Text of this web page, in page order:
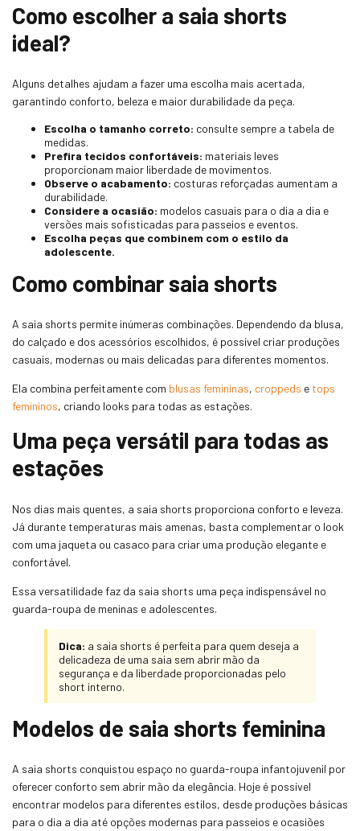
Como escolher a saia shorts
ideal?
Alguns detalhes ajudam a fazer uma escolha mais acertada,
garantindo conforto, beleza e maior durabilidade da peça.
Escolha o tamanho correto: consulte sempre a tabela de
medidas.
Prefira tecidos confortáveis: materiais leves
proporcionam maior liberdade de movimentos.
Observe o acabamento: costuras reforçadas aumentam a
durabilidade.
Considere a ocasião: modelos casuais para o dia a dia e
versões mais sofisticadas para passeios e eventos.
Escolha peças que combinem com o estilo da
adolescente.
Como combinar saia shorts
A saia shorts permite inúmeras combinações. Dependendo da blusa,
do calçado e dos acessórios escolhidos, é possível criar produções
casuais, modernas ou mais delicadas para diferentes momentos.
Ela combina perfeitamente com blusas femininas, croppeds e tops
femininos, criando looks para todas as estações.
Uma peça versátil para todas as
estações
Nos dias mais quentes, a saia shorts proporciona conforto e leveza.
Já durante temperaturas mais amenas, basta complementar o look
com uma jaqueta ou casaco para criar uma produção elegante e
confortável.
Essa versatilidade faz da saia shorts uma peça indispensável no
guarda-roupa de meninas e adolescentes.
Dica: a saia shorts é perfeita para quem deseja a
delicadeza de uma saia sem abrir mão da
segurança e da liberdade proporcionadas pelo
short interno.
Modelos de saia shorts feminina
A saia shorts conquistou espaço no guarda-roupa infantojuvenil por
oferecer conforto sem abrir mão da elegância. Hoje é possível
encontrar modelos para diferentes estilos, desde produções básicas
para o dia a dia até opções modernas para passeios e ocasiões